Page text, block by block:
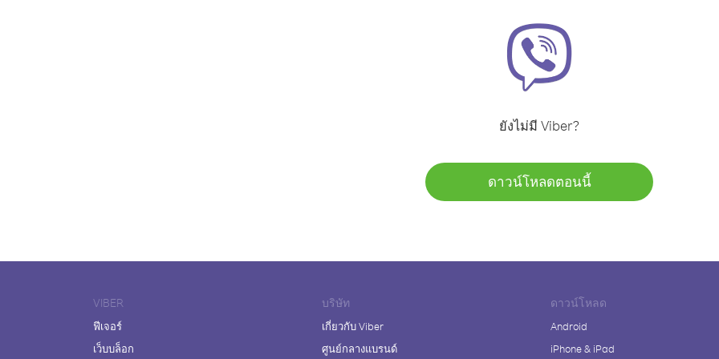
ยังไม่มี Viber?
ดาวน์โหลดตอนนี้
VIBER
ฟีเจอร์
เว็บบล็อก
บริษัท
เกี่ยวกับ Viber
ศูนย์กลางแบรนด์
ดาวน์โหลด
Android
iPhone & iPad